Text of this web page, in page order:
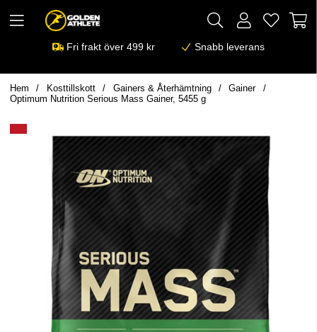
Fri frakt över 499 kr Snabb leverans
Hem Kosttillskott Gainers & Återhämtning
Gainer
Optimum Nutrition Serious Mass Gainer, 5455 g